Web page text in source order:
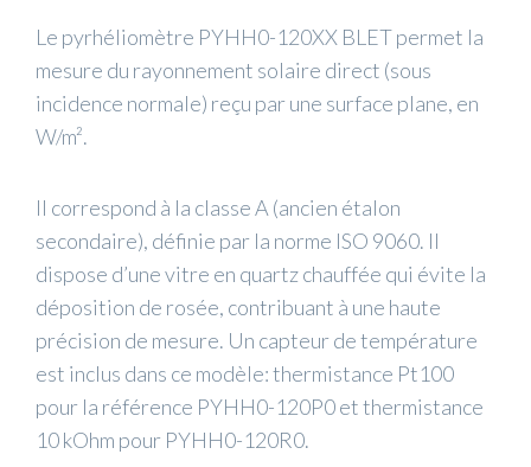
Le pyrhéliomètre PYHH0-120XX BLET permet la
mesure du rayonnement solaire direct (sous
incidence normale) reçu par une surface plane, en
W/m².
Il correspond à la classe A (ancien étalon
secondaire), définie par la norme ISO 9060. Il
dispose d’une vitre en quartz chauffée qui évite la
déposition de rosée, contribuant à une haute
précision de mesure. Un capteur de température
est inclus dans ce modèle: thermistance Pt100
pour la référence PYHH0-120P0 et thermistance
10 kOhm pour PYHH0-120R0.